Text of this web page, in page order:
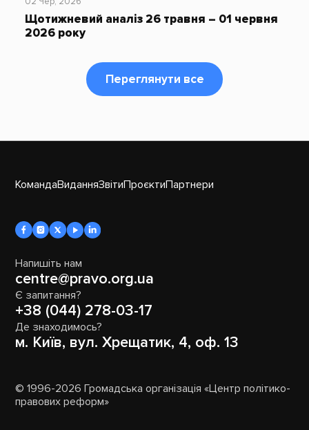
Щотижневий аналіз 26 травня – 01 червня
2026 року
Переглянути все
КомандаВиданняЗвітиПроєктиПартнери
Напишіть нам
centre@pravo.org.ua
Є запитання?
+38 (044) 278-03-17
Де знаходимось?
м. Київ, вул. Хрещатик, 4, оф. 13
© 1996-2026 Громадська організація «Центр політико-
правових реформ»